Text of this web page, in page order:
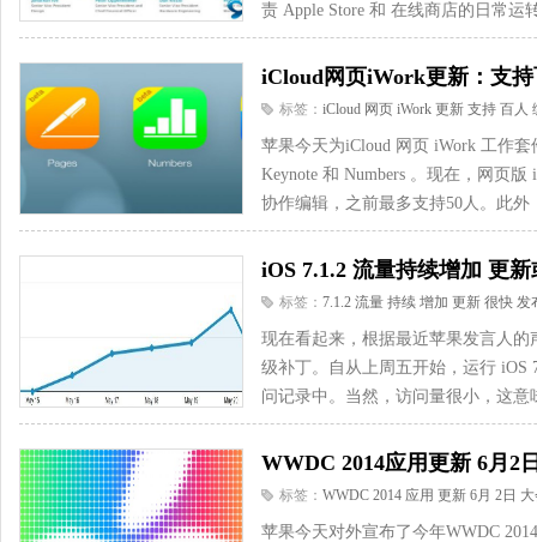
责 Apple Store 和 在线商店的日常运
iCloud网页iWork更新：支
标签： iCloud 网页 iWork 更新 支持 百人
苹果今天为iCloud 网页 iWork 工作套
Keynote 和 Numbers 。现在，网页
协作编辑，之前最多支持50人。此
iOS 7.1.2 流量持续增加 更
标签： 7.1.2 流量 持续 增加 更新 很快 发
现在看起来，根据最近苹果发言人的
级补丁。自从上周五开始，运行 iOS
问记录中。当然，访问量很小，这意
WWDC 2014应用更新 6月2
标签： WWDC 2014 应用 更新 6月 2日
苹果今天对外宣布了今年WWDC